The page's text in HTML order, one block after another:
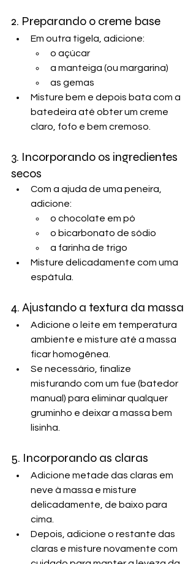
2. Preparando o creme base
Em outra tigela, adicione:
o açúcar
a manteiga (ou margarina)
as gemas
Misture bem e depois bata com a
batedeira até obter um creme
claro, fofo e bem cremoso.
3. Incorporando os ingredientes
secos
Com a ajuda de uma peneira,
adicione:
o chocolate em pó
o bicarbonato de sódio
a farinha de trigo
Misture delicadamente com uma
espátula.
4. Ajustando a textura da massa
Adicione o leite em temperatura
ambiente e misture até a massa
ficar homogênea.
Se necessário, finalize
misturando com um fue (batedor
manual) para eliminar qualquer
gruminho e deixar a massa bem
lisinha.
5. Incorporando as claras
Adicione metade das claras em
neve à massa e misture
delicadamente, de baixo para
cima.
Depois, adicione o restante das
claras e misture novamente com